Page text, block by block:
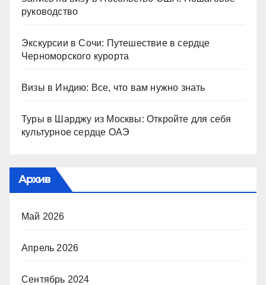
руководство
Экскурсии в Сочи: Путешествие в сердце
Черноморского курорта
Визы в Индию: Все, что вам нужно знать
Туры в Шарджу из Москвы: Откройте для себя
культурное сердце ОАЭ
Архив
Май 2026
Апрель 2026
Сентябрь 2024